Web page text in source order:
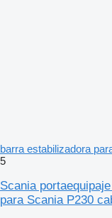
barra estabilizadora
5
Scania
para Scania P230